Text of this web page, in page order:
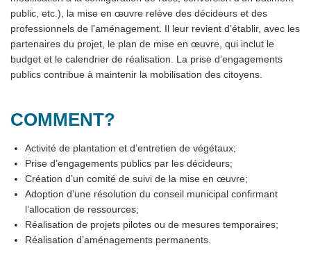
public, etc.), la mise en œuvre relève des décideurs et des
professionnels de l’aménagement. Il leur revient d’établir, avec les
partenaires du projet, le plan de mise en œuvre, qui inclut le
budget et le calendrier de réalisation. La prise d’engagements
publics contribue à maintenir la mobilisation des citoyens.
COMMENT?
Activité de plantation et d’entretien de végétaux;
Prise d’engagements publics par les décideurs;
Création d’un comité de suivi de la mise en œuvre;
Adoption d’une résolution du conseil municipal confirmant
l’allocation de ressources;
Réalisation de projets pilotes ou de mesures temporaires;
Réalisation d’aménagements permanents.